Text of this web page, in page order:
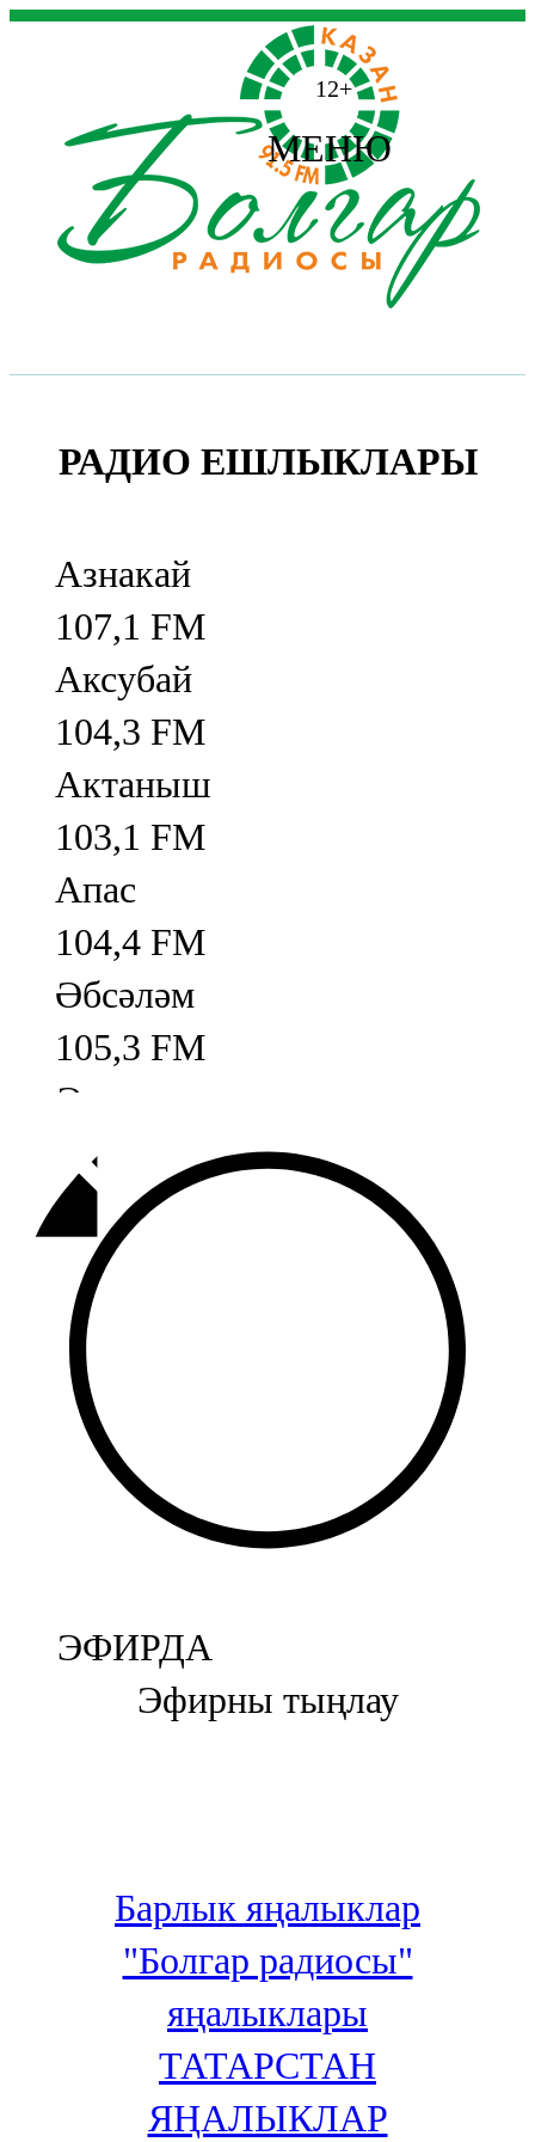
12+
МЕНЮ
РАДИО ЕШЛЫКЛАРЫ
Азнакай
107,1 FM
Аксубай
104,3 FM
Актаныш
103,1 FM
Апас
104,4 FM
Әбсәләм
105,3 FM
Әлмәт
92,9 FM
Базарлы матак
107,1 FM
Балык бистәсе
104,9 FM
Баулы
107,5 FM
Биләр
Болгар
106,0 FM
Бөгелмә
100,3 FM
106,6 FM
Кадыбаш
105,2 FM
ЭФИРДА
Эфирны тыңлау
Барлык яңалыклар
"Болгар радиосы"
яңалыклары
ТАТАРСТАН
ЯҢАЛЫКЛАР